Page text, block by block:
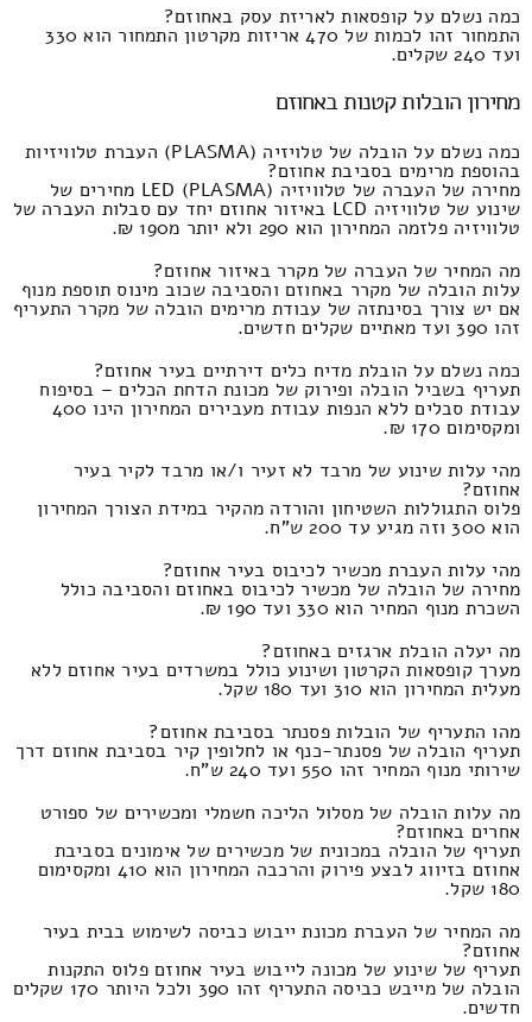
כמה נשלם על קופסאות לאריזת עסק באחוזם?
התמחור זהו לכמות של 470 אריזות מקרטון התמחור הוא 330
ועד 240 שקלים.
מחירון הובלות קטנות באחוזם
כמה נשלם על הובלה של טלויזיה (PLASMA) העברת טלוויזיות
בהוספת מרימים בסביבת אחוזם?
מחירה של העברה של טלוויזיה LED (PLASMA) מחירים של
שינוע של טלוויזיה LCD באיזור אחוזם יחד עם סבלות העברה של
טלוויזיה פלזמה המחירון הוא 290 ולא יותר מ190 ₪.
מה המחיר של העברה של מקרר באיזור אחוזם?
עלות הובלה של מקרר באחוזם והסביבה שכוב מינוס תוספת מנוף
אם יש צורך בסינתזה של עבודת מרימים הובלה של מקרר התעריף
זהו 390 ועד מאתיים שקלים חדשים.
כמה נשלם על הובלת מדיח כלים דירתיים בעיר אחוזם?
תעריף בשביל הובלה ופירוק של מכונת הדחת הכלים – בסיפוח
עבודת סבלים ללא הנפות עבודת מעבירים המחירון הינו 400
ומקסימום 170 ₪.
מהי עלות שינוע של מרבד לא זעיר ו/או מרבד לקיר בעיר
אחוזם?
פלוס התגוללות השטיחון והורדה מהקיר במידת הצורך המחירון
הוא 300 וזה מגיע עד 200 ש"ח.
מהי עלות העברת מכשיר לכיבוס בעיר אחוזם?
מחירה של הובלה של מכשיר לכיבוס באחוזם והסביבה כולל
השכרת מנוף המחיר הוא 330 ועד 190 ₪.
מה יעלה הובלת ארגזים באחוזם?
מערך קופסאות הקרטון ושינוע כולל במשרדים בעיר אחוזם ללא
מעלית המחירון הוא 310 ועד 180 שקל.
מהו התעריף של הובלות פסנתר בסביבת אחוזם?
תעריף הובלה של פסנתר-כנף או לחלופין קיר בסביבת אחוזם דרך
שירותי מנוף המחיר זהו 550 ועד 240 ש"ח.
מה עלות הובלה של מסלול הליכה חשמלי ומכשירים של ספורט
אחרים באחוזם?
תעריף של הובלה במכונית של מכשירים של אימונים בסביבת
אחוזם בזיווג לבצע פירוק והרכבה המחירון הוא 410 ומקסימום
180 שקל.
מה המחיר של העברת מכונת ייבוש כביסה לשימוש בבית בעיר
אחוזם?
תעריף של שינוע של מכונה לייבוש בעיר אחוזם פלוס התקנות
הובלה של מייבש כביסה התעריף זהו 390 ולכל היותר 170 שקלים
חדשים.